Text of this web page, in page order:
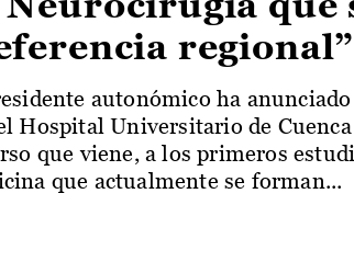
regional”
autonómico ha
Hospital Universitario de Cuenca
que viene, a los primeros
que actualmente se forman...